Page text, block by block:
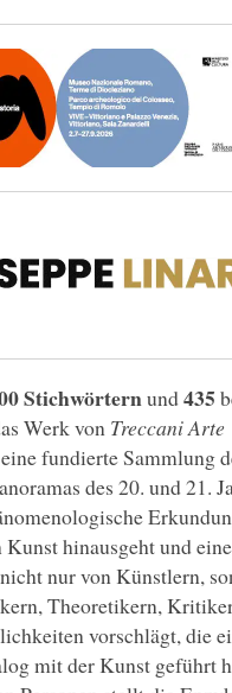
Stichwörternund435
Werk von Treccani Arte
eine fundierte Sammlung
des 20. und 21.
Kunst hinausgeht und eine
nur von Künstlern,
Theoretikern,
vorschlägt, die
mit der Kunst geführt